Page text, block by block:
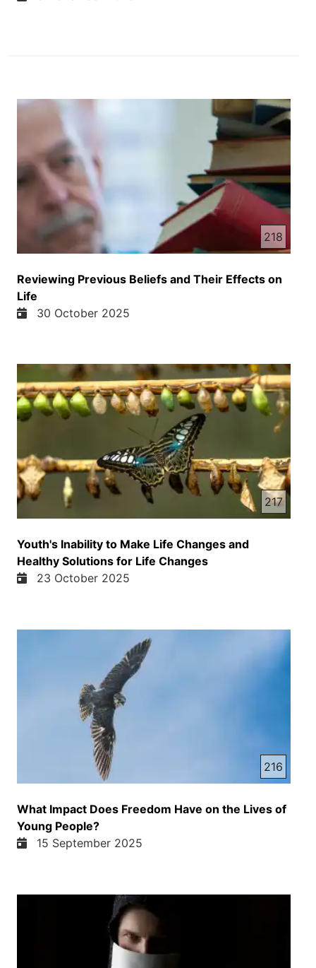
218
Reviewing Previous Beliefs and Their Effects on
Life
30 October 2025
217
Youth's Inability to Make Life Changes and
Healthy Solutions for Life Changes
23 October 2025
216
What Impact Does Freedom Have on the Lives of
Young People?
15 September 2025